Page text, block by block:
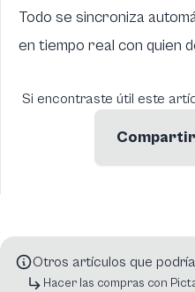
Todo se sincroniza
en tiempo real con quien
Si encontraste útil este
Otros artículos que
Hacer las compras con